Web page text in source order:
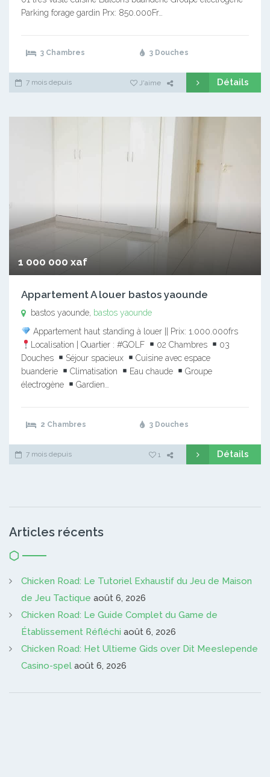
Parking forage gardin Prx: 850.000Fr…
3 Chambres 3 Douches
7 mois depuis J'aime Détails
1 000 000 xaf
Appartement A louer bastos yaounde
bastos yaounde, bastos yaounde
Appartement haut standing à louer || Prix: 1.000.000frs
Localisation | Quartier : #GOLF
02 Chambres
03
Douches
Séjour spacieux
Cuisine avec espace
buanderie
Climatisation Eau chaude
Groupe
électrogène
Gardien…
2 Chambres 3 Douches
7 mois depuis 1 Détails
Articles récents
Chicken Road: Le Tutoriel Exhaustif du Jeu de Maison
de Jeu Tactique août 6, 2026
Chicken Road: Le Guide Complet du Game de
Établissement Réfléchi août 6, 2026
Chicken Road: Het Ultieme Gids over Dit Meeslepende
Casino-spel août 6, 2026